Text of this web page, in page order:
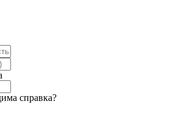
справка?